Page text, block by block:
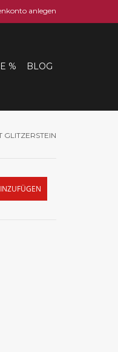
anlegen
% BLOG
GLITZERSTEIN